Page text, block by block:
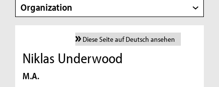
Organization
Diese Seite auf Deutsch ansehen
Niklas Underwood
M.A.